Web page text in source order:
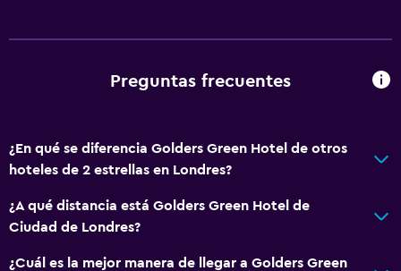
Preguntas frecuentes
¿En qué se diferencia Golders Green Hotel de otros
hoteles de 2 estrellas en Londres?
¿A qué distancia está Golders Green Hotel de
Ciudad de Londres?
¿Cuál es la mejor manera de llegar a Golders Green